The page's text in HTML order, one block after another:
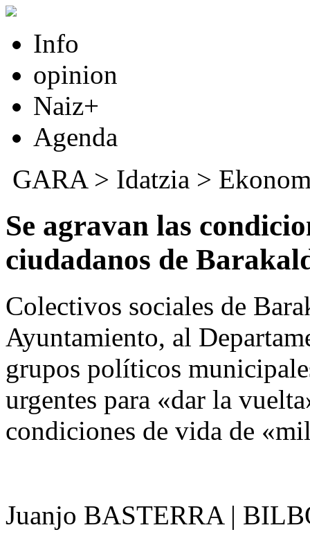
Info
opinion
Naiz+
Agenda
GARA> Idatzia >
Se agravan las
ciudadanos de
Colectivos sociales de
Ayuntamiento, al
grupos políticos
urgentes para «dar la
condiciones de vida de
Juanjo BASTERRA |